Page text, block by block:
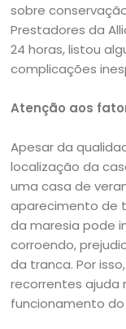
sobre
Prestadores da
24 horas, listou
complicações
Atenção aos
Apesar da
localização da
uma casa de
aparecimento de
da maresia pode
corroendo,
da tranca. Por
recorrentes ajuda
funcionamento